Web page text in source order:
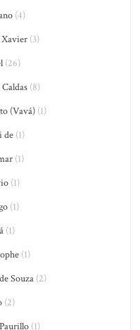
(4)
Xavier(3)
(26)
(8)
(Vavá) (1)
de (1)
(1)
(1)
(1)
(1)
(1)
Souza (2)
(2)
(1)